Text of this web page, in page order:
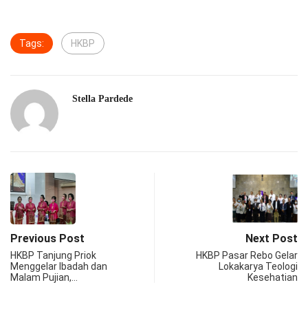
Tags: HKBP
Stella Pardede
Previous Post
HKBP Tanjung Priok
Menggelar Ibadah dan
Malam Pujian,…
Next Post
HKBP Pasar Rebo Gelar
Lokakarya Teologi
Kesehatian